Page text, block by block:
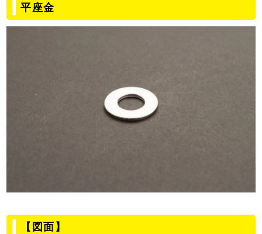
平座金
【図面】